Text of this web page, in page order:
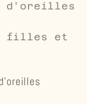
d'oreilles
filles et